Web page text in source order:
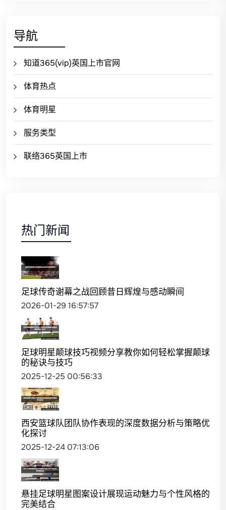
导航
知道365(vip)英国上市官网
体育热点
体育明星
服务类型
联络365英国上市
热门新闻
足球传奇谢幕之战回顾昔日辉煌与感动瞬间
2026-01-29 16:57:57
足球明星颠球技巧视频分享教你如何轻松掌握颠球
的秘诀与技巧
2025-12-25 00:56:33
西安篮球队团队协作表现的深度数据分析与策略优
化探讨
2025-12-24 07:13:06
悬挂足球明星图案设计展现运动魅力与个性风格的
完美结合